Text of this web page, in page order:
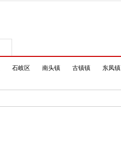
石岐区 南头镇 古镇镇 东凤镇